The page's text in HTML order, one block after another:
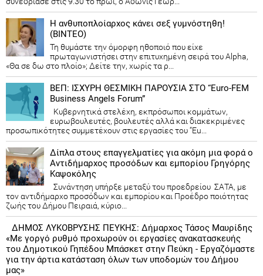
Η ανθυποπλοίαρχος κάνει σεξ γυμνόστηθη!
(ΒΙΝΤΕΟ)
Τη θυμάστε την όμορφη ηθοποιό που είχε
πρωταγωνιστήσει στην επιτυχημένη σειρά του Alpha,
«Θα σε δω στο πλοίο»; Δείτε την, χωρίς τα ρ...
ΒΕΠ: ΙΣΧΥΡΗ ΘΕΣΜΙΚΗ ΠΑΡΟΥΣΙΑ ΣΤΟ “Euro-FEM
Business Angels Forum”
Κυβερνητικά στελέχη, εκπρόσωποι κομμάτων,
ευρωβουλευτές, βουλευτές αλλά και διακεκριμένες
προσωπικότητες συμμετέχουν στις εργασίες του “Eu...
Δίπλα στους επαγγελματίες για ακόμη μια φορά ο
Αντιδήμαρχος προσόδων και εμπορίου Γρηγόρης
Καψοκόλης
Συνάντηση υπήρξε μεταξύ του προεδρείου ΣΑΤΑ, με
τον αντιδήμαρχο προσόδων και εμπορίου και Προέδρο ποιότητας
ζωής του Δήμου Πειραιά, κύριο...
ΔΗΜΟΣ ΛΥΚΟΒΡΥΣΗΣ ΠΕΥΚΗΣ: Δήμαρχος Τάσος Μαυρίδης
«Με γοργό ρυθμό προχωρούν οι εργασίες ανακατασκευής
του Δημοτικού Γηπέδου Μπάσκετ στην Πεύκη - Εργαζόμαστε
για την άρτια κατάσταση όλων των υποδομών του Δήμου
μας»